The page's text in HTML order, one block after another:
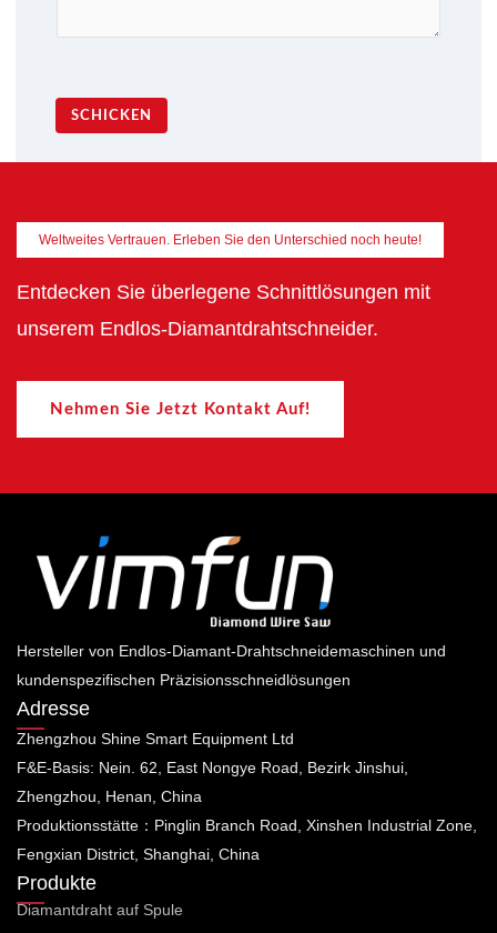
SCHICKEN
Weltweites Vertrauen. Erleben Sie den Unterschied noch heute!
Entdecken Sie überlegene Schnittlösungen mit
unserem Endlos-Diamantdrahtschneider.
Nehmen Sie Jetzt Kontakt Auf!
Hersteller von Endlos-Diamant-Drahtschneidemaschinen und
kundenspezifischen Präzisionsschneidlösungen
Adresse
Zhengzhou Shine Smart Equipment Ltd
F&E-Basis: Nein. 62, East Nongye Road, Bezirk Jinshui,
Zhengzhou, Henan, China
Produktionsstätte：Pinglin Branch Road, Xinshen Industrial Zone,
Fengxian District, Shanghai, China
Produkte
Diamantdraht auf Spule